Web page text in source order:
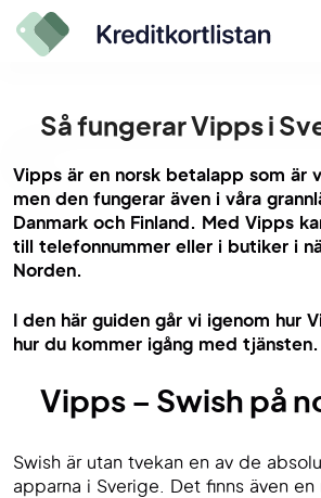
Så fungerar Vipps i
Vipps är en norsk betalapp som är
men den fungerar även i våra
Danmark och Finland. Med Vipps
till telefonnummer eller i butiker i
Norden.
I den här guiden går vi igenom hur
hur du kommer igång med tjänsten.
Vipps – Swish på
Swish är utan tvekan en av de
apparna i Sverige. Det finns även en